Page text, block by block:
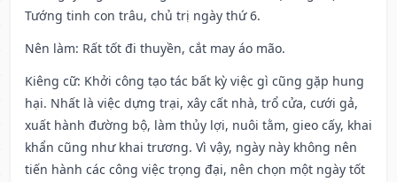
Tướng tinh con trâu, chủ trị ngày thứ 6.
Nên làm: Rất tốt đi thuyền, cắt may áo mão.
Kiêng cữ: Khởi công tạo tác bất kỳ việc gì cũng gặp hung
hại. Nhất là việc dựng trại, xây cất nhà, trổ cửa, cưới gả,
xuất hành đường bộ, làm thủy lợi, nuôi tằm, gieo cấy, khai
khẩn cũng như khai trương. Vì vậy, ngày này không nên
tiến hành các công việc trọng đại, nên chọn một ngày tốt